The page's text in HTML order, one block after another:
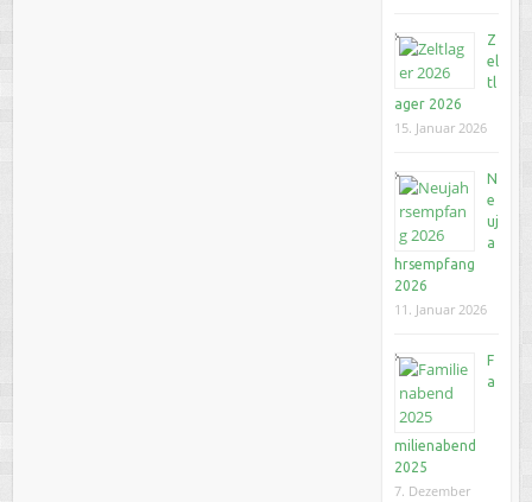
Z
el
tl
ager 2026
15. Januar 2026
N
e
uj
a
hrsempfang
2026
11. Januar 2026
F
a
milienabend
2025
7. Dezember